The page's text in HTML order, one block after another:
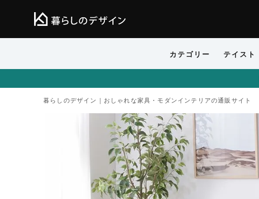
カテゴリー テイスト
暮らしのデザイン｜おしゃれな家具・モダンインテリアの通販サイト